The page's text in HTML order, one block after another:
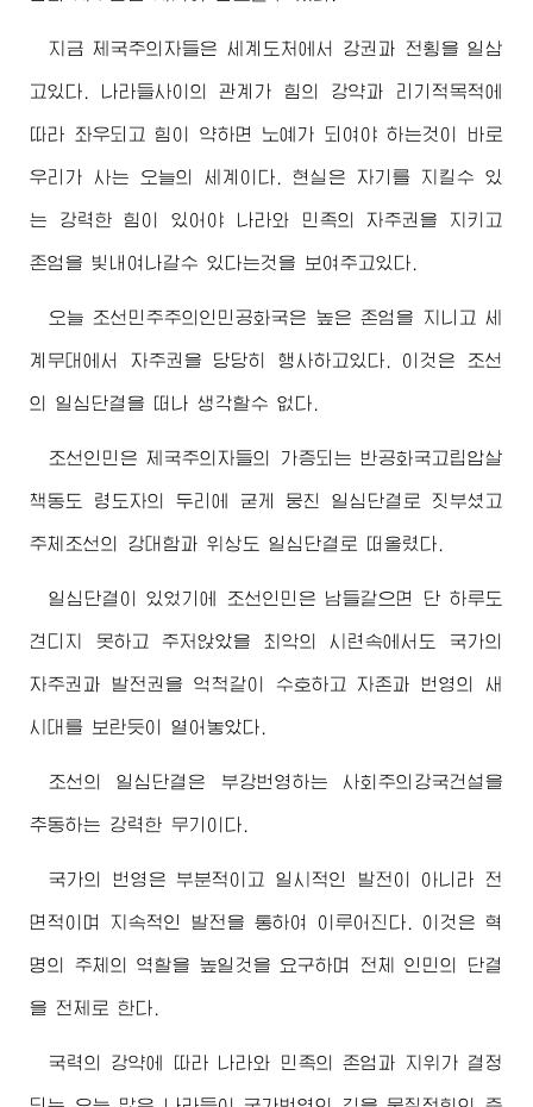
지금 제국주의자들은 세계도처에서 강권과 전횡을 일삼
고있다. 나라들사이의 관계가 힘의 강약과 리기적목적에
따라 좌우되고 힘이 약하면 노예가 되여야 하는것이 바로
우리가 사는 오늘의 세계이다. 현실은 자기를 지킬수 있
는 강력한 힘이 있어야 나라와 민족의 자주권을 지키고
존엄을 빛내여나갈수 있다는것을 보여주고있다.
오늘 조선민주주의인민공화국은 높은 존엄을 지니고 세
계무대에서 자주권을 당당히 행사하고있다. 이것은 조선
의 일심단결을 떠나 생각할수 없다.
조선인민은 제국주의자들의 가증되는 반공화국고립압살
책동도 령도자의 두리에 굳게 뭉친 일심단결로 짓부셨고
주체조선의 강대함과 위상도 일심단결로 떠올렸다.
일심단결이 있었기에 조선인민은 남들같으면 단 하루도
견디지 못하고 주저앉았을 최악의 시련속에서도 국가의
자주권과 발전권을 억척같이 수호하고 자존과 번영의 새
시대를 보란듯이 열어놓았다.
조선의 일심단결은 부강번영하는 사회주의강국건설을
추동하는 강력한 무기이다.
국가의 번영은 부분적이고 일시적인 발전이 아니라 전
면적이며 지속적인 발전을 통하여 이루어진다. 이것은 혁
명의 주체의 역할을 높일것을 요구하며 전체 인민의 단결
을 전제로 한다.
국력의 강약에 따라 나라와 민족의 존엄과 지위가 결정